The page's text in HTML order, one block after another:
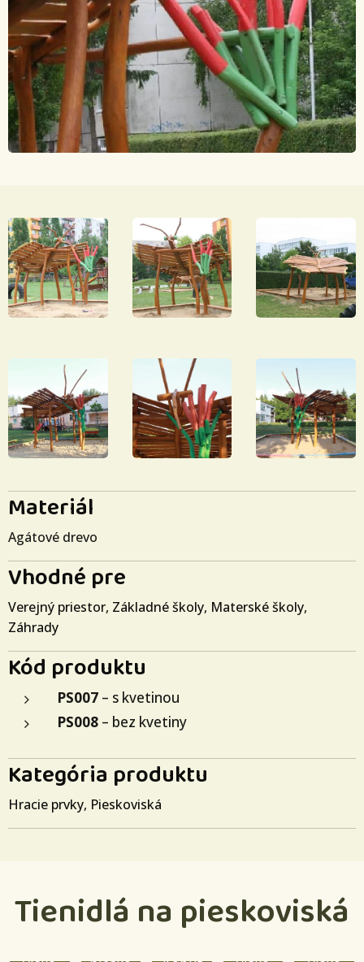
Materiál
Agátové drevo
Vhodné pre
Verejný priestor, Základné školy, Materské školy,
Záhrady
Kód produktu
PS007 – s kvetinou
PS008 – bez kvetiny
Kategória produktu
Hracie prvky, Pieskoviská
Tienidlá na pieskoviská
Striešk
a na
Striešk
Piesko
Preliez
ačka/